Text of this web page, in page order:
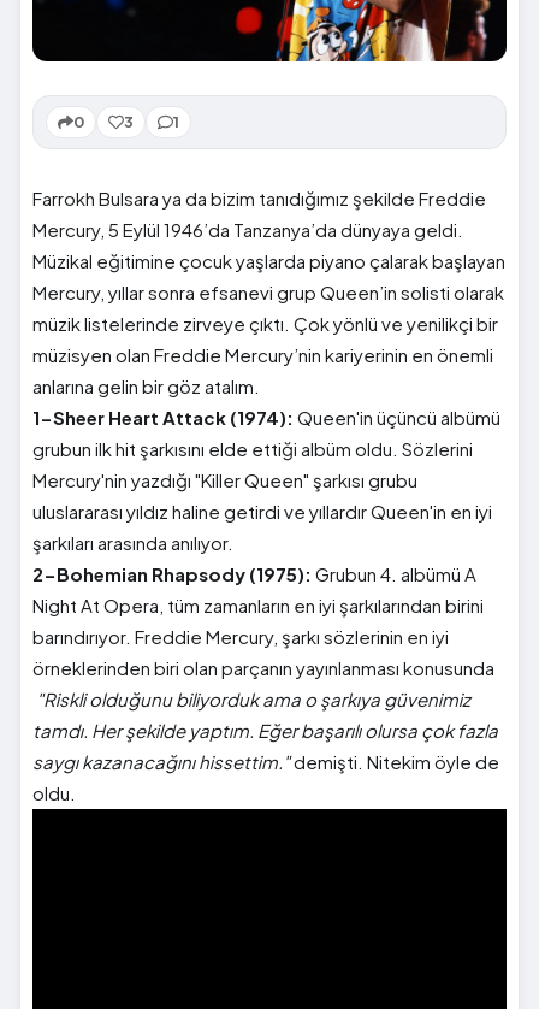
0 3 1
Farrokh Bulsara ya da bizim tanıdığımız şekilde Freddie
Mercury, 5 Eylül 1946’da Tanzanya’da dünyaya geldi.
Müzikal eğitimine çocuk yaşlarda piyano çalarak başlayan
Mercury, yıllar sonra efsanevi grup Queen’in solisti olarak
müzik listelerinde zirveye çıktı. Çok yönlü ve yenilikçi bir
müzisyen olan Freddie Mercury’nin kariyerinin en önemli
anlarına gelin bir göz atalım.
1-Sheer Heart Attack (1974): Queen'in üçüncü albümü
grubun ilk hit şarkısını elde ettiği albüm oldu. Sözlerini
Mercury'nin yazdığı "Killer Queen" şarkısı grubu
uluslararası yıldız haline getirdi ve yıllardır Queen'in en iyi
şarkıları arasında anılıyor.
2-Bohemian Rhapsody (1975): Grubun 4. albümü A
Night At Opera, tüm zamanların en iyi şarkılarından birini
barındırıyor. Freddie Mercury, şarkı sözlerinin en iyi
örneklerinden biri olan parçanın yayınlanması konusunda
"Riskli olduğunu biliyorduk ama o şarkıya güvenimiz
tamdı. Her şekilde yaptım. Eğer başarılı olursa çok fazla
saygı kazanacağını hissettim."demişti. Nitekim öyle de
oldu.